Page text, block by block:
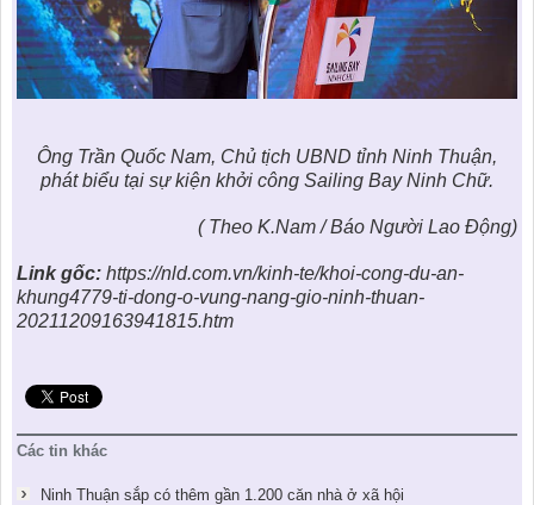
Ông Trần Quốc Nam, Chủ tịch UBND tỉnh Ninh Thuận,
phát biểu tại sự kiện khởi công Sailing Bay Ninh Chữ.
( Theo K.Nam / Báo Người Lao Động)
Link gốc: https://nld.com.vn/kinh-te/khoi-cong-du-an-
khung4779-ti-dong-o-vung-nang-gio-ninh-thuan-
20211209163941815.htm
Các tin khác
Ninh Thuận sắp có thêm gần 1.200 căn nhà ở xã hội